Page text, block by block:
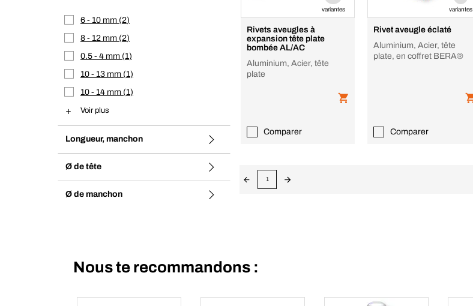
6 - 10 mm 2
8 - 12 mm 2
0.5 - 4 mm 1
10 - 13 mm 1
10 - 14 mm 1
Voir plus
Longueur, manchon
Ø de tête
Ø de manchon
variantes
Rivets aveugles à
expansion tête plate
bombée AL/AC
Aluminium, Acier, tête
plate
Comparer
variantes
Rivet aveugle éclaté
Aluminium, Acier, tête
plate, en coffret BERA®
Comparer
1
Nous te recommandons :